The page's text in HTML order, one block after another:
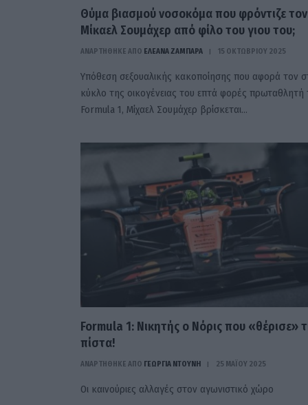
Θύμα βιασμού νοσοκόμα που φρόντιζε τον
Μίκαελ Σουμάχερ από φίλο του γιου του;
ΑΝΑΡΤΗΘΗΚΕ ΑΠΟ ΕΛΕΑΝΑ ΖΑΜΠΑΡΑ 15 ΟΚΤΩΒΡΊΟΥ 2025
Υπόθεση σεξουαλικής κακοποίησης που αφορά τον
κύκλο της οικογένειας του επτά φορές πρωταθλητή
Formula 1, Μίχαελ Σουμάχερ βρίσκεται…
Formula 1: Νικητής ο Νόρις που «θέρισε»
πίστα!
ΑΝΑΡΤΗΘΗΚΕ ΑΠΟ ΓΕΩΡΓΊΑ ΝΤΟΎΝΗ 25 ΜΑΪ́ΟΥ 2025
Οι καινούριες αλλαγές στον αγωνιστικό χώρο